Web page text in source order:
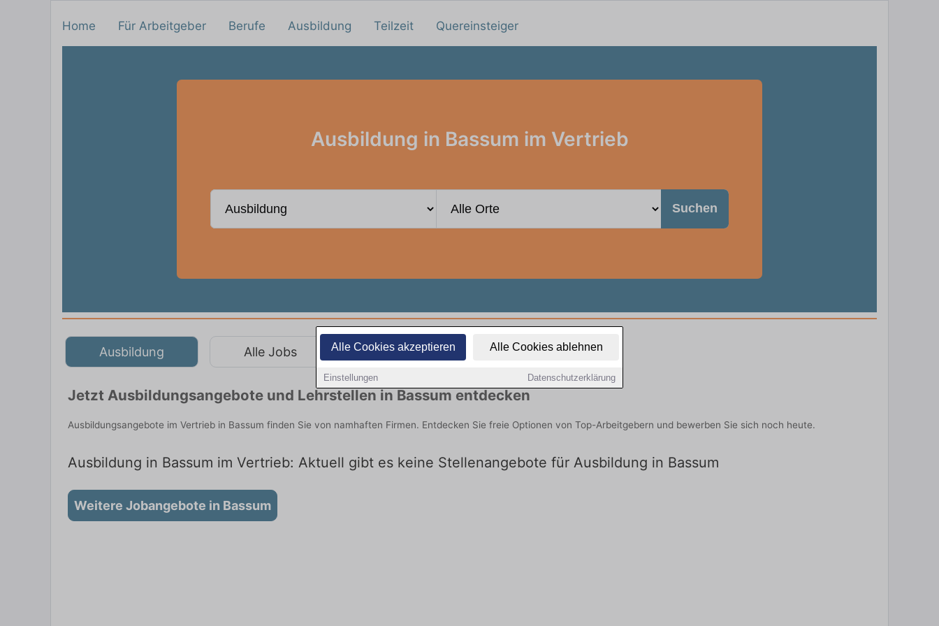
Alle Cookies akzeptieren Alle Cookies ablehnen
Einstellungen Datenschutzerklärung
Home Für Arbeitgeber Berufe Ausbildung Teilzeit Quereinsteiger
Ausbildung in Bassum im Vertrieb
Suchen
Ausbildung Alle Jobs Teilzeit Quereinsteiger
Jetzt Ausbildungsangebote und Lehrstellen in Bassum entdecken
Ausbildungsangebote im Vertrieb in Bassum finden Sie von namhaften Firmen. Entdecken Sie freie Optionen von Top-Arbeitgebern und bewerben Sie sich noch heute.
Ausbildung in Bassum im Vertrieb: Aktuell gibt es keine Stellenangebote für Ausbildung in Bassum
Weitere Jobangebote in Bassum